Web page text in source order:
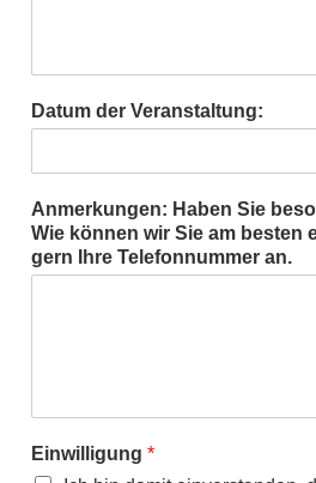
Datum der Veranstaltung:
Anmerkungen: Haben Sie
Wie können wir Sie am besten
gern Ihre Telefonnummer an.
Einwilligung *